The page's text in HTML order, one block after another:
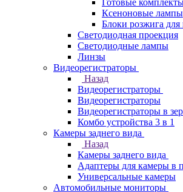
Готовые
Ксеноновые лампы
Блоки розжига для
Светодиодная проекция
Светодиодные лампы
Линзы
Видеорегистраторы
Назад
Видеорегистраторы
Видеорегистраторы
Видеорегистраторы в
Комбо устройства 3 в 1
Камеры заднего вида
Назад
Камеры заднего вида
Адаптеры для камеры в
Универсальные камеры
Автомобильные мониторы